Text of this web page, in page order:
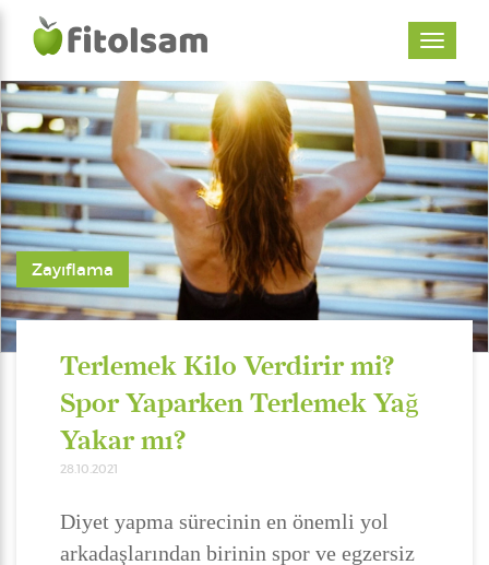
Zayıflama
Terlemek Kilo Verdirir mi?
Spor Yaparken Terlemek Yağ
Yakar mı?
28.10.2021
Diyet yapma sürecinin en önemli yol
arkadaşlarından birinin spor ve egzersiz